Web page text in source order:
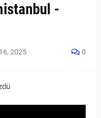
-
2025 0